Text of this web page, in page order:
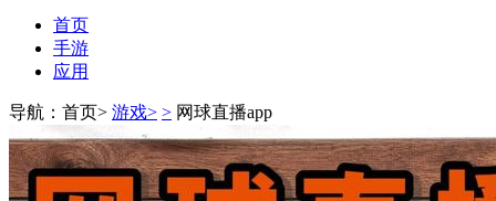
首页
手游
应用
导航：首页> 游戏> > 网球直播app